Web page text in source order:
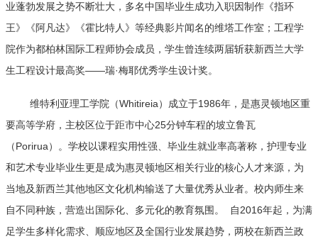
业蓬勃发展之势不断壮大，多名中国毕业生成功入职因制作《指环
王》《阿凡达》《霍比特人》等经典影片闻名的维塔工作室；工程学
院作为都柏林国际工程师协会成员，学生曾连续两届斩获新西兰大学
生工程设计最高奖——瑞·梅耶优秀学生设计奖。
维特利亚理工学院（Whitireia）成立于1986年，是惠灵顿地区重
要高等学府，主校区位于距市中心25分钟车程的坡立鲁瓦
（Porirua）。学校以课程实用性强、毕业生就业率高著称，护理专业
和艺术专业毕业生更是成为惠灵顿地区相关行业的核心人才来源，为
当地及新西兰其他地区文化机构输送了大量优秀从业者。校内师生来
自不同种族，营造出国际化、多元化的教育氛围。 自2016年起，为满
足学生多样化需求、顺应地区及全国行业发展趋势，两校在新西兰政